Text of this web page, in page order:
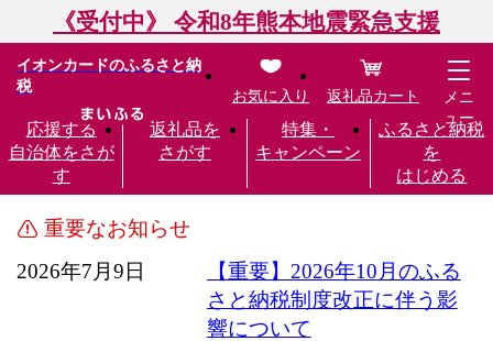
《受付中》 令和8年熊本地震緊急支援
イオンカードのふるさと納
税
応援する
自治体をさが
す
返礼品を
さがす
特集・
キャンペーン
ふるさと納税
を
はじめる
お気に入り 返礼品カート
メニ
ュー
重要なお知らせ
2026年7月9日
【重要】2026年10月のふる
さと納税制度改正に伴う影
響について